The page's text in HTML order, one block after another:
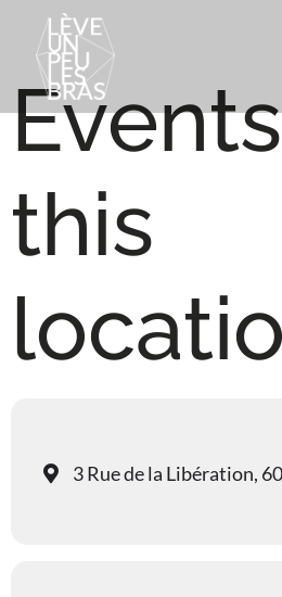
this
3 Rue de la Libération,